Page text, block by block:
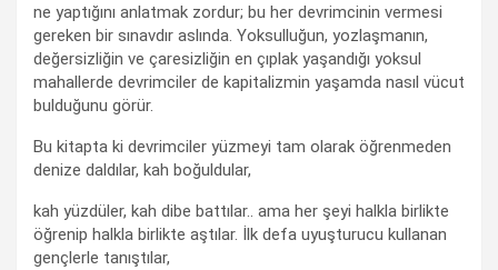
ne yaptığını anlatmak zordur; bu her devrimcinin vermesi
gereken bir sınavdır aslında. Yoksulluğun, yozlaşmanın,
değersizliğin ve çaresizliğin en çıplak yaşandığı yoksul
mahallerde devrimciler de kapitalizmin yaşamda nasıl vücut
bulduğunu görür.
Bu kitapta ki devrimciler yüzmeyi tam olarak öğrenmeden
denize daldılar, kah boğuldular,
kah yüzdüler, kah dibe battılar.. ama her şeyi halkla birlikte
öğrenip halkla birlikte aştılar. İlk defa uyuşturucu kullanan
gençlerle tanıştılar,